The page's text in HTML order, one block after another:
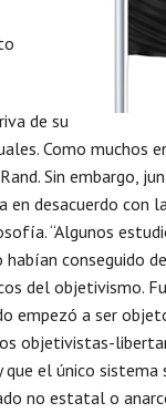
de su
Como muchos
Sin embargo,
desacuerdo con
“Algunos
habían
del objetivismo.
empezó a ser
objetivistas-
el único
no estatal o